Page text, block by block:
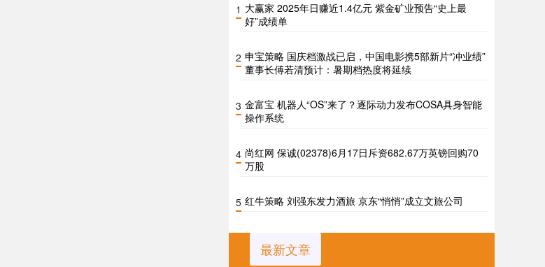
1 大赢家 2025年日赚近1.4亿元 紫金矿业预告“史上最
好”成绩单
2 申宝策略 国庆档激战已启，中国电影携5部新片“冲业绩”
董事长傅若清预计：暑期档热度将延续
3 金富宝 机器人“OS”来了？逐际动力发布COSA具身智能
操作系统
4 尚红网 保诚(02378)6月17日斥资682.67万英镑回购70
万股
5 红牛策略 刘强东发力酒旅 京东“悄悄”成立文旅公司
最新文章